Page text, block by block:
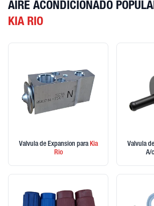
AIRE ACONDICIONADO
KIA RIO
Valvula de Expansion paraKia
Rio
Valvula
A/c